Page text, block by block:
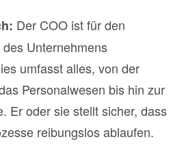
Der COO ist für den
Unternehmens
umfasst alles, von der
Personalwesen bis hin zur
Er oder sie stellt sicher, dass
reibungslos ablaufen.